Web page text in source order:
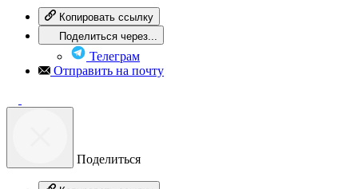
Копировать ссылку
Поделиться через...
Телеграм
Отправить на почту
Поделиться